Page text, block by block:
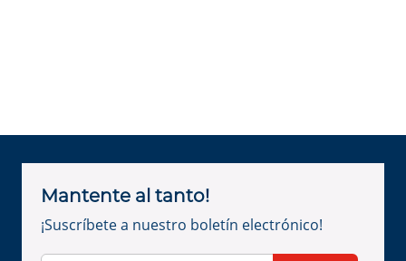
Mantente al tanto!
¡Suscríbete a nuestro boletín electrónico!